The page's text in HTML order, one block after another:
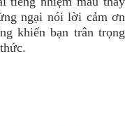
ngại nói lời cảm ơn
khiến bạn trân trọng